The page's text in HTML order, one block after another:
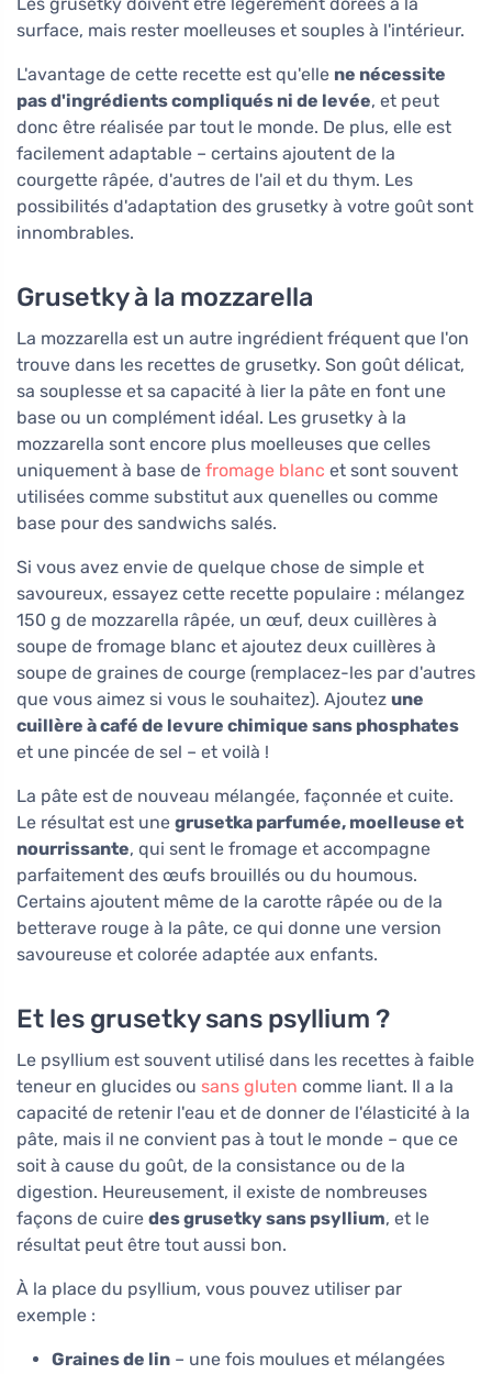
surface, mais rester moelleuses et souples à l'intérieur.
L'avantage de cette recette est qu'elle ne nécessite
pas d'ingrédients compliqués ni de levée, et peut
donc être réalisée par tout le monde. De plus, elle est
facilement adaptable – certains ajoutent de la
courgette râpée, d'autres de l'ail et du thym. Les
possibilités d'adaptation des grusetky à votre goût sont
innombrables.
Grusetky à la mozzarella
La mozzarella est un autre ingrédient fréquent que l'on
trouve dans les recettes de grusetky. Son goût délicat,
sa souplesse et sa capacité à lier la pâte en font une
base ou un complément idéal. Les grusetky à la
mozzarella sont encore plus moelleuses que celles
uniquement à base de fromage blanc et sont souvent
utilisées comme substitut aux quenelles ou comme
base pour des sandwichs salés.
Si vous avez envie de quelque chose de simple et
savoureux, essayez cette recette populaire : mélangez
150 g de mozzarella râpée, un œuf, deux cuillères à
soupe de fromage blanc et ajoutez deux cuillères à
soupe de graines de courge (remplacez-les par d'autres
que vous aimez si vous le souhaitez). Ajoutez une
cuillère à café de levure chimique sans phosphates
et une pincée de sel – et voilà !
La pâte est de nouveau mélangée, façonnée et cuite.
Le résultat est une grusetka parfumée, moelleuse et
nourrissante, qui sent le fromage et accompagne
parfaitement des œufs brouillés ou du houmous.
Certains ajoutent même de la carotte râpée ou de la
betterave rouge à la pâte, ce qui donne une version
savoureuse et colorée adaptée aux enfants.
Et les grusetky sans psyllium ?
Le psyllium est souvent utilisé dans les recettes à faible
teneur en glucides ou sans gluten comme liant. Il a la
capacité de retenir l'eau et de donner de l'élasticité à la
pâte, mais il ne convient pas à tout le monde – que ce
soit à cause du goût, de la consistance ou de la
digestion. Heureusement, il existe de nombreuses
façons de cuire des grusetky sans psyllium, et le
résultat peut être tout aussi bon.
À la place du psyllium, vous pouvez utiliser par
exemple :
Graines de lin – une fois moulues et mélangées